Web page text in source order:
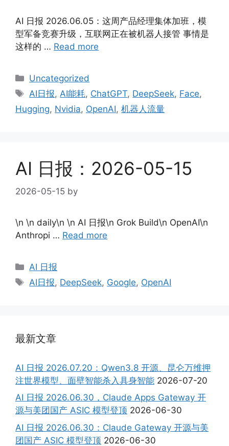
AI 日报 2026.06.05：这周产品经理集体加班，模
型军备竞赛升级，互联网正在被机器人接管 事情是
这样的 … Read more
Categories
Uncategorized
Tags
AI日报,AI能耗, ChatGPT, DeepSeek, Face,
Hugging, Nvidia, OpenAI, 机器人流量
AI 日报：2026-05-15
2026-05-15 by
\n \n daily\n \n AI 日报\n Grok Build\n OpenAI\n
Anthropi … Read more
Categories
AI 日报
Tags
AI日报, DeepSeek, Google, OpenAI
最新文章
AI 日报 2026.07.20：Qwen3.8 开源、昆仑万维押
注世界模型、面壁智能杀入具身智能 2026-07-20
AI 日报 2026.06.30，Claude Apps Gateway 开
源与美团国产 ASIC 模型登顶 2026-06-30
AI 日报 2026.06.30：Claude Gateway 开源与美
团国产 ASIC 模型登顶 2026-06-30